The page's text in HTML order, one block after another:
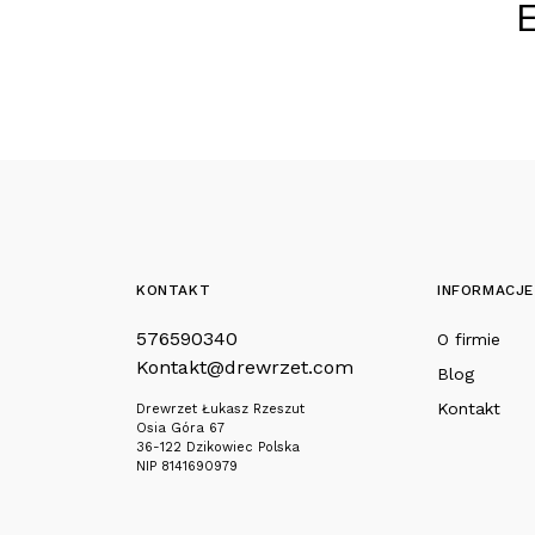
KONTAKT
576590340
Kontakt@drewrzet.com
Drewrzet Łukasz Rzeszut
Osia Góra 67
36-122 Dzikowiec Polska
NIP 8141690979
INFORMACJE
O firmie
Blog
Kontakt